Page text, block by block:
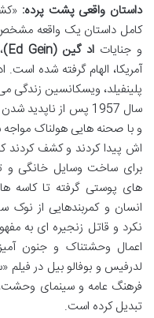
داستان واقعی پشت پرده:
کامل داستان یک واقعه مشخص
و جنایات اد گین (Ed Gein)
پلینفیلد، ویسکانسین زندگی
سال 1957 پس از
و با صحنه هایی هولناک مواجه
اش پیدا کردند و کشف کردند
برای ساخت وسایل خانگی و
های پوستی گرفته تا کاسه
انسان و کمربندهایی از نوک
نکرد و قاتل زنجیره ای به
اعمال وحشتناک و جنون
لدرفیس و بوفالو بیل در فیلم
فرهنگ عامه و سینمای وحشت،
تبدیل کرده است.